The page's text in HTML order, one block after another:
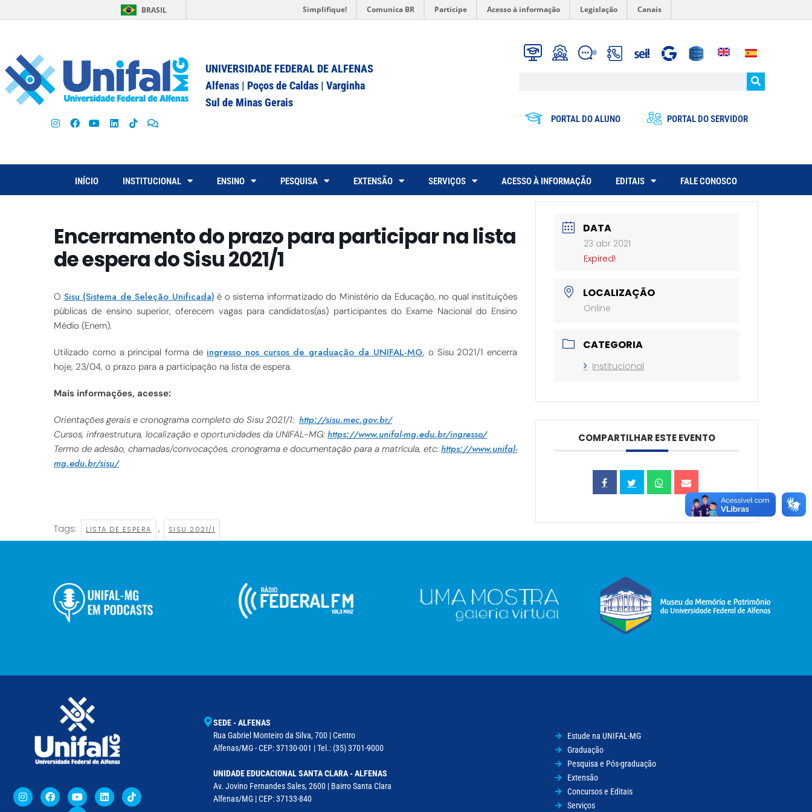
BRASIL Simplifique! Comunica BR Participe Acesso à informação Legislação Canais
UNIVERSIDADE FEDERAL DE ALFENAS
Alfenas | Poços de Caldas | Varginha
Sul de Minas Gerais
PORTAL DO ALUNO PORTAL DO SERVIDOR
INÍCIO INSTITUCIONAL ENSINO PESQUISA EXTENSÃO SERVIÇOS ACESSO À INFORMAÇÃO EDITAIS FALE CONOSCO
Encerramento do prazo para participar na lista
de espera do Sisu 2021/1
O Sisu (Sistema de Seleção Unificada) é o sistema informatizado do Ministério da Educação, no qual instituições
públicas de ensino superior, oferecem vagas para candidatos(as) participantes do Exame Nacional do Ensino
Médio (Enem).
Utilizado como a principal forma de ingresso nos cursos de graduação da UNIFAL-MG, o Sisu 2021/1 encerra
hoje, 23/04, o prazo para a participação na lista de espera.
Mais informações, acesse:
Orientações gerais e cronograma completo do Sisu 2021/1: http://sisu.mec.gov.br/
Cursos, infraestrutura, localização e oportunidades da UNIFAL-MG: https://www.unifal-mg.edu.br/ingresso/
Termo de adesão, chamadas/convocações, cronograma e documentação para a matrícula, etc:https://www.unifal-
mg.edu.br/sisu/
Tags: LISTA DE ESPERA , SISU 2021/1
DATA
23 abr 2021
Expired!
LOCALIZAÇÃO
Online
CATEGORIA
Institucional
COMPARTILHAR ESTE EVENTO
SEDE - ALFENAS
Rua Gabriel Monteiro da Silva, 700 | Centro
Alfenas/MG - CEP: 37130-001 | Tel.: (35) 3701-9000
UNIDADE EDUCACIONAL SANTA CLARA - ALFENAS
Av. Jovino Fernandes Sales, 2600 | Bairro Santa Clara
Alfenas/MG | CEP: 37133-840
Estude na UNIFAL-MG
Graduação
Pesquisa e Pós-graduação
Extensão
Concursos e Editais
Serviços